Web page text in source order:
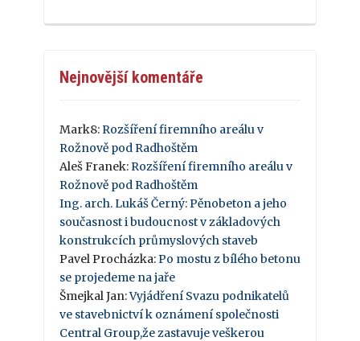
Nejnovější komentáře
Mark8: Rozšíření firemního areálu v
Rožnově pod Radhoštěm
Aleš Franek: Rozšíření firemního areálu v
Rožnově pod Radhoštěm
Ing. arch. Lukáš Černý: Pěnobeton a jeho
současnost i budoucnost v základových
konstrukcích průmyslových staveb
Pavel Procházka: Po mostu z bílého betonu
se projedeme na jaře
Šmejkal Jan:Vyjádření Svazu podnikatelů
ve stavebnictví k oznámení společnosti
Central Group,že zastavuje veškerou